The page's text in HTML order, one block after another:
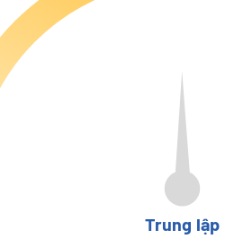
Trung lập